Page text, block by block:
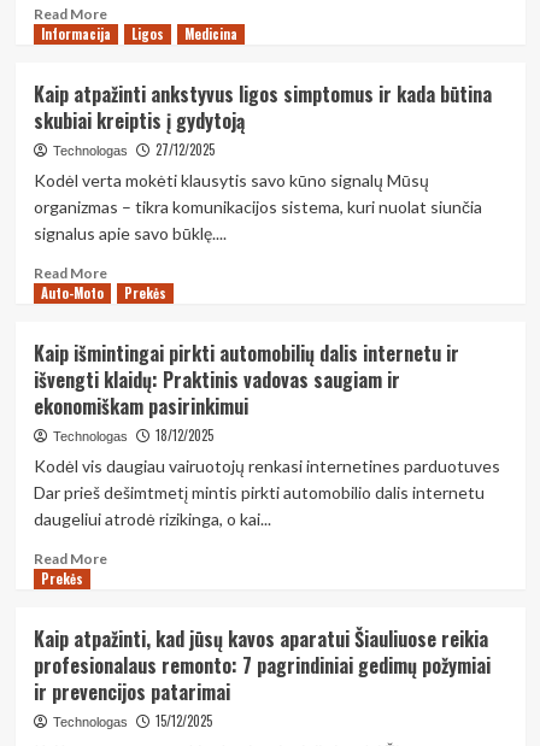
kuriuos
medicinos
gydytojai**
Read MoreRead
more
tas
pats
vynas
skiriasi
mokslas
apie
receptorius
ir
vyno
suvokimą
Informacija Ligos Medicina
Kaip atpažinti ankstyvus ligos simptomus ir kada būtina
skubiai kreiptis į gydytoją
Technologas 27/12/2025
Kodėl verta mokėti klausytis savo kūno signalų Mūsų
organizmas – tikra komunikacijos sistema, kuri nuolat siunčia
signalus apie savo būklę....
Read MoreRead
more
atpažinti
ankstyvus
ligos
simptomus
kada
būtina
skubiai
į
Auto-Moto Prekės
Kaip išmintingai pirkti automobilių dalis internetu ir
išvengti klaidų: Praktinis vadovas saugiam ir
ekonomiškam pasirinkimui
Technologas 18/12/2025
Kodėl vis daugiau vairuotojų renkasi internetines parduotuves
Dar prieš dešimtmetį mintis pirkti automobilio dalis internetu
daugeliui atrodė rizikinga, o kai...
Read MoreRead
išmintingai
pirkti
automobilių
dalis
Prekės
Kaip atpažinti, kad jūsų kavos aparatui Šiauliuose reikia
profesionalaus remonto: 7 pagrindiniai gedimų požymiai
ir prevencijos patarimai
Technologas 15/12/2025